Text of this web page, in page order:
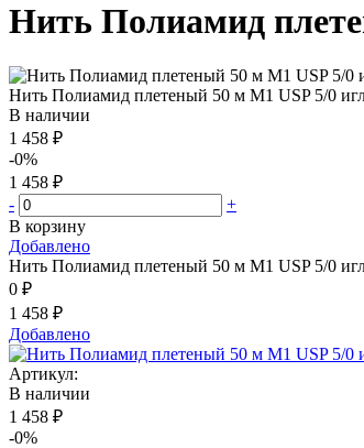
Нить Полиамид
Нить Полиамид плетеный 50 м М1 USP 5/0
В наличии
1 458 ₽
-0%
1 458 ₽
-
+
В корзину
Добавлено
Нить Полиамид плетеный 50 м М1 USP 5/0
0 ₽
1 458 ₽
Добавлено
Артикул:
В наличии
1 458 ₽
-0%